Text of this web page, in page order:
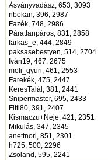
Ásványvadász, 653, 3093
nbokan, 396, 2987
Fazék, 748, 2986
Páratlanpáros, 831, 2858
farkas_e, 444, 2849
paksasebestyen, 514, 2704
Iván19, 467, 2675
moli_gyuri, 461, 2553
Farekék, 475, 2447
KeresTalál, 381, 2441
Snipermaster, 695, 2433
Fitti80, 391, 2407
Kismaczu+Neje, 421, 2351
Mikulás, 347, 2345
anettnori, 851, 2301
h725, 500, 2296
Zsoland, 595, 2241